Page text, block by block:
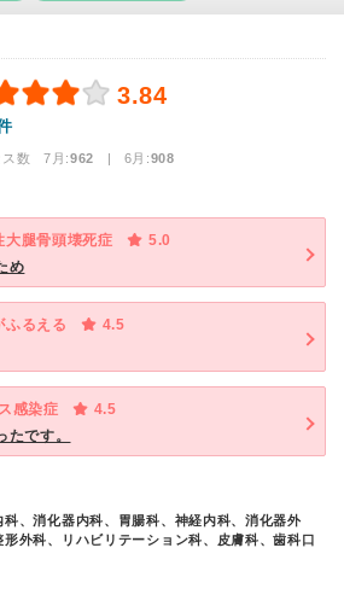
3.84
ス数 7月:962 | 6月:908
大腿骨頭壊死症
5.0
め
ふるえる
4.5
感染症
4.5
です。
、消化器内科、胃腸科、神経内科、消化器外
外科、リハビリテーション科、皮膚科、歯科口